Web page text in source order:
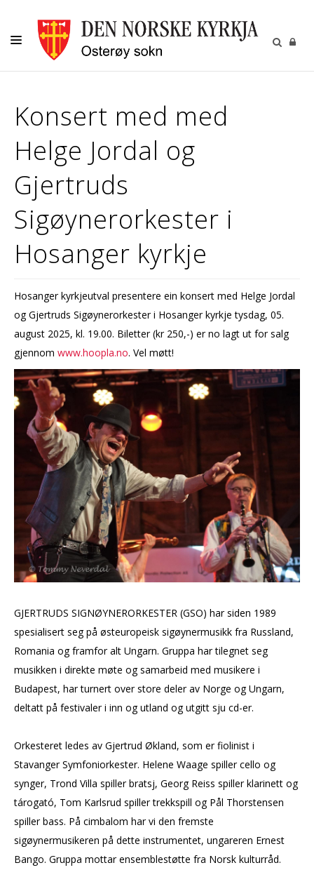
OSTERØY SOKN
BARN OG UNGDOM
MUSIKK
GRAVPLASSFORVALTING
OM OSS
Konsert med med
Helge Jordal og
Gjertruds
Sigøynerorkester i
Hosanger kyrkje
Hosanger kyrkjeutval presentere ein konsert med Helge Jordal
og Gjertruds Sigøynerorkester i Hosanger kyrkje tysdag, 05.
august 2025, kl. 19.00. Biletter (kr 250,-) er no lagt ut for salg
gjennom www.hoopla.no. Vel møtt!
GJERTRUDS SIGNØYNERORKESTER (GSO) har siden 1989
spesialisert seg på østeuropeisk sigøyner­musikk fra Russland,
Romania og framfor alt Ungarn. Gruppa har tilegnet seg
musikken i direkte møte og samarbeid med musikere i
Budapest, har turnert over store deler av Norge og Ungarn,
deltatt på festivaler i inn og utland og utgitt sju cd-er.
Orkesteret ledes av Gjertrud Økland, som er fiolinist i
Stavanger Symfoniorkester. Helene Waage spiller cello og
synger, Trond Villa spiller bratsj, Georg Reiss spiller klarinett og
tárogató, Tom Karlsrud spiller trekkspill og Pål Thorstensen
spiller bass. På cimbalom har vi den fremste
sigøynermusikeren på dette instrumentet, ungareren Ernest
Bango. Gruppa mottar ensemble­støtte fra Norsk kulturråd.